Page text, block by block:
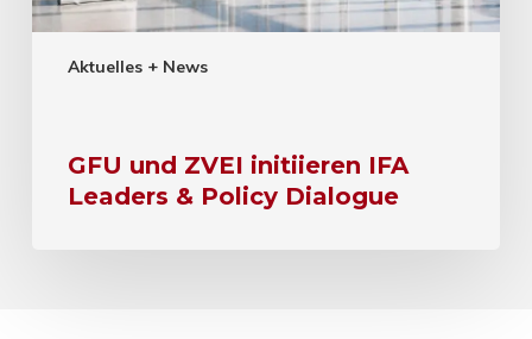
Aktuelles + News
GFU und ZVEI initiieren IFA
Leaders & Policy Dialogue